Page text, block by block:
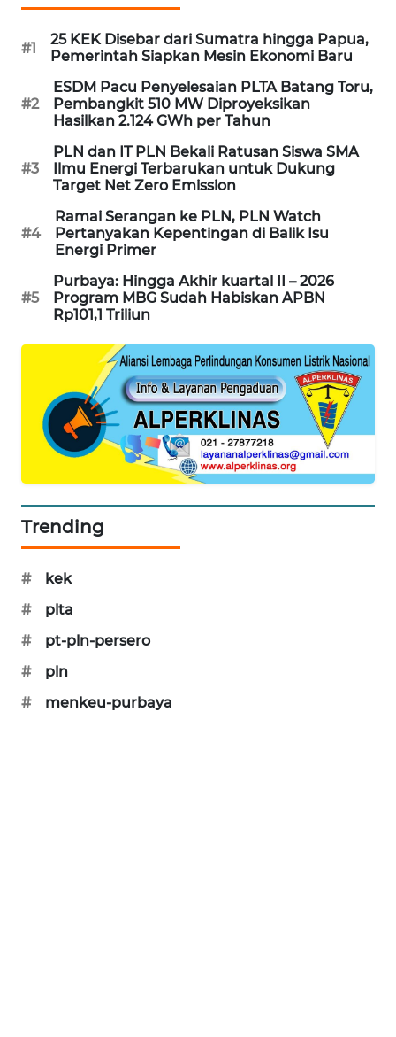
#1
25 KEK Disebar dari Sumatra hingga Papua,
Pemerintah Siapkan Mesin Ekonomi Baru
#2
ESDM Pacu Penyelesaian PLTA Batang Toru,
Pembangkit 510 MW Diproyeksikan
Hasilkan 2.124 GWh per Tahun
#3
PLN dan IT PLN Bekali Ratusan Siswa SMA
Ilmu Energi Terbarukan untuk Dukung
Target Net Zero Emission
#4
Ramai Serangan ke PLN, PLN Watch
Pertanyakan Kepentingan di Balik Isu
Energi Primer
#5
Purbaya: Hingga Akhir kuartal II – 2026
Program MBG Sudah Habiskan APBN
Rp101,1 Triliun
Trending
#
kek
#
plta
#
pt-pln-persero
#
pln
#
menkeu-purbaya
SIDIKALANG
NEWS
NEWS
METRO
SIANTAR
NEWS
METRO
MEDAN
METRO
NEWS
KRT
NEWS
KARING
JURNAL
MARITIM
NEWS
NEWS